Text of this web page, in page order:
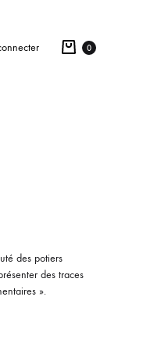
0
des potiers
des traces
».